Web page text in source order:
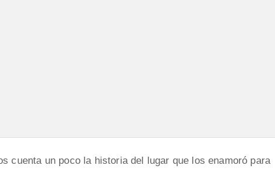
cuenta un poco la historia del lugar que los enamoró para